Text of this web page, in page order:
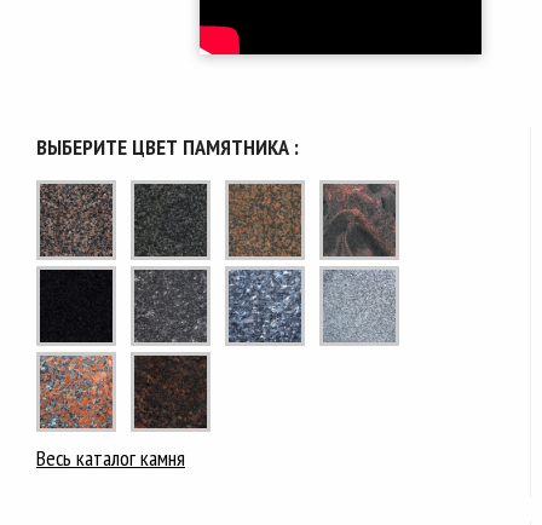
ВЫБЕРИТЕ ЦВЕТ ПАМЯТНИКА :
Весь каталог камня